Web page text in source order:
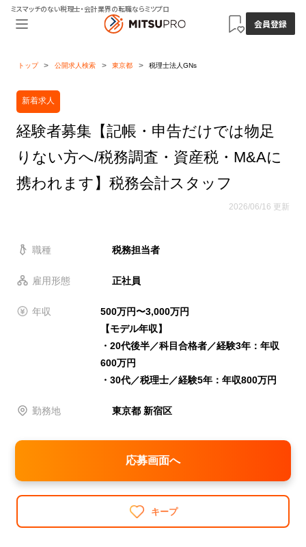
ミスマッチのない税理士・会計業界の転職ならミツプロ
会員登録
トップ 公開求人検索 東京都 税理士法人GNs
新着求人
経験者募集【記帳・申告だけでは物足
りない方へ/税務調査・資産税・M&Aに
携われます】税務会計スタッフ
2026/06/16 更新
職種 税務担当者
雇用形態 正社員
年収
500万円〜3,000万円
【モデル年収】
・20代後半／科目合格者／経験3年：年収
600万円
・30代／税理士／経験5年：年収800万円
勤務地 東京都 新宿区
応募画面へ
キープ